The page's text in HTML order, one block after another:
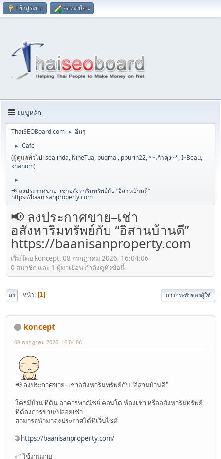
เข้าสู่ระบบ ลงทะเบียน
เมนูหลัก
ThaiSEOBoard.com ► อื่นๆ
►
Cafe
(ผู้ดูแลทั่วไป:sealinda, NineTua, bugmai, pburin22,*~เก้าคุง~*,I~Beau,
khanom)
►
📢 ลงประกาศขาย–เช่าอสังหาริมทรัพย์กับ “อิสานบ้านดี”
https://baanisanproperty.com
📢 ลงประกาศขาย–เช่า
อสังหาริมทรัพย์กับ “อิสานบ้านดี”
https://baanisanproperty.com
เริ่มโดย koncept, 08 กรกฎาคม 2026, 16:04:06
0 สมาชิก และ 1 ผู้มาเยือน กำลังดูหัวข้อนี้
ลง หน้า 1 การกระทำของผู้ใช้
koncept
08 กรกฎาคม 2026, 16:04:06
📢 ลงประกาศขาย–เช่าอสังหาริมทรัพย์กับ "อิสานบ้านดี"
ใครมีบ้าน ที่ดิน อาคารพาณิชย์ คอนโด ห้องเช่า หรืออสังหาริมทรัพย์
ที่ต้องการขาย/ปล่อยเช่า
สามารถนำมาลงประกาศได้ที่เว็บไซต์
🌐https://baanisanproperty.com/
✅ ใช้งานง่าย